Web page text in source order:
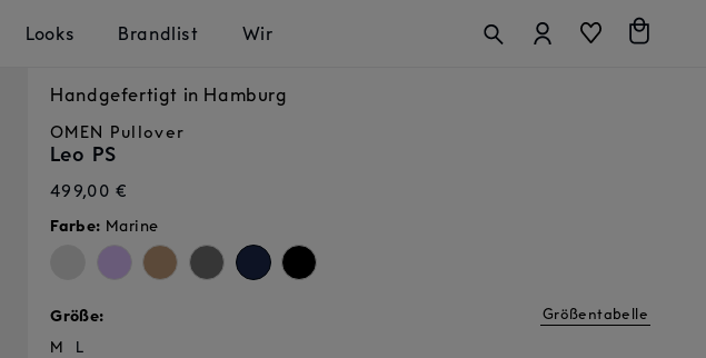
Looks Brandlist Wir AnmeldenWarenkorb
Handgefertigt in Hamburg
OMEN Pullover
Leo PS
Normaler
499,00 €
Farbe: Marine
Größentabelle
Größe:
M
L